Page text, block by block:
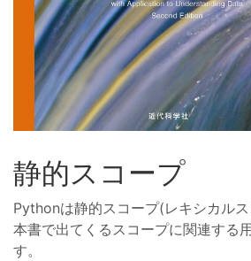
静的スコープ
Pythonは静的スコープ(レキシカルス
本書で出てくるスコープに関連する
す。